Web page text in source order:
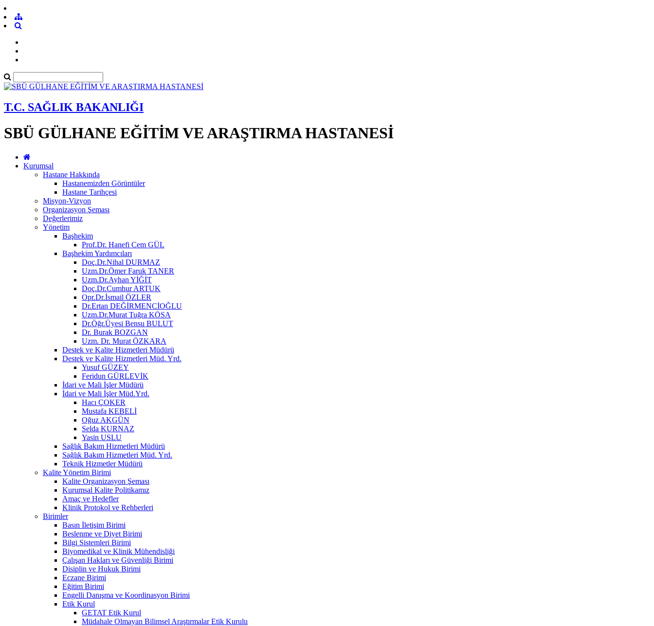
T.C. SAĞLIK BAKANLIĞI
SBÜ GÜLHANE EĞİTİM VE ARAŞTIRMA HASTANESİ
Kurumsal
Hastane Hakkında
Hastanemizden Görüntüler
Hastane Tarihçesi
Misyon-Vizyon
Organizasyon Şeması
Değerlerimiz
Yönetim
Başhekim
Prof.Dr. Hanefi Cem GÜL
Başhekim Yardımcıları
Doç.Dr.Nihal DURMAZ
Uzm.Dr.Ömer Faruk TANER
Uzm.Dr.Ayhan YİĞİT
Doç.Dr.Cumhur ARTUK
Opr.Dr.İsmail ÖZLER
Dr.Ertan DEĞİRMENCİOĞLU
Uzm.Dr.Murat Tuğra KÖSA
Dr.Öğr.Üyesi Bensu BULUT
Dr. Burak BOZGAN
Uzm. Dr. Murat ÖZKARA
Destek ve Kalite Hizmetleri Müdürü
Destek ve Kalite Hizmetleri Müd. Yrd.
Yusuf GÜZEY
Feridun GÜRLEVİK
İdari ve Mali İşler Müdürü
İdari ve Mali İşler Müd.Yrd.
Hacı ÇOKER
Mustafa KEBELİ
Oğuz AKGÜN
Selda KURNAZ
Yasin USLU
Sağlık Bakım Hizmetleri Müdürü
Sağlık Bakım Hizmetleri Müd. Yrd.
Teknik Hizmetler Müdürü
Kalite Yönetim Birimi
Kalite Organizasyon Şeması
Kurumsal Kalite Politikamız
Amaç ve Hedefler
Klinik Protokol ve Rehberleri
Birimler
Basın İletişim Birimi
Beslenme ve Diyet Birimi
Bilgi Sistemleri Birimi
Biyomedikal ve Klinik Mühendisliği
Çalışan Hakları ve Güvenliği Birimi
Disiplin ve Hukuk Birimi
Eczane Birimi
Eğitim Birimi
Engelli Danışma ve Koordinasyon Birimi
Etik Kurul
GETAT Etik Kurul
Müdahale Olmayan Bilimsel Araştırmalar Etik Kurulu